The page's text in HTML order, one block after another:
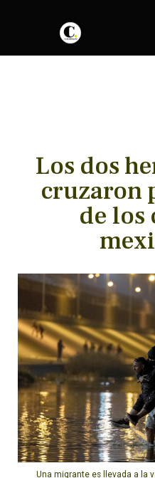
Los dos
cruzaron
de los
Una migrante es llevada a la